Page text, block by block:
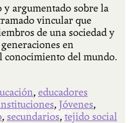
2022-2025
y argumentado sobre la
vincular que
de una sociedad y
en
conocimiento del mundo.
, educadores
, Jóvenes,
, secundarios, tejido social